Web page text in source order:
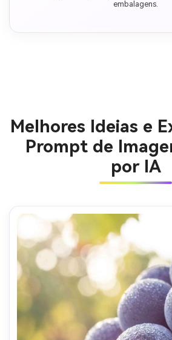
embalagens.
Melhores Ideias e
Prompt de
por IA